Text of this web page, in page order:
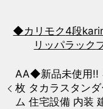
◆カリモク 4段
リッパラック
AA◆新品未使用!!
枚 タカラスタン
ム 住宅設備 内装